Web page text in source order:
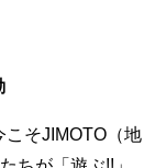
こそJIMOTO（地